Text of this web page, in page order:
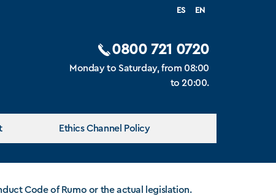
0800 721 0720
Monday to Saturday, from 08:00
to 20:00.
Ethics Channel Policy
Code of Rumo or the actual legislation.